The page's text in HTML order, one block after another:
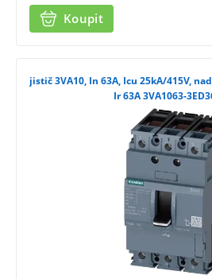
Koupit
jistič 3VA10, In 63A, Icu 25kA/415V,
Ir 63A 3VA1063-